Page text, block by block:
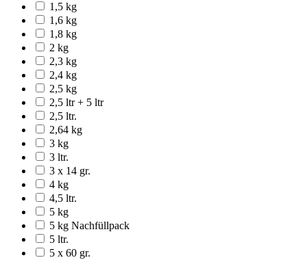
1,5 kg
1,6 kg
1,8 kg
2 kg
2,3 kg
2,4 kg
2,5 kg
2,5 ltr + 5 ltr
2,5 ltr.
2,64 kg
3 kg
3 ltr.
3 x 14 gr.
4 kg
4,5 ltr.
5 kg
5 kg Nachfüllpack
5 ltr.
5 x 60 gr.